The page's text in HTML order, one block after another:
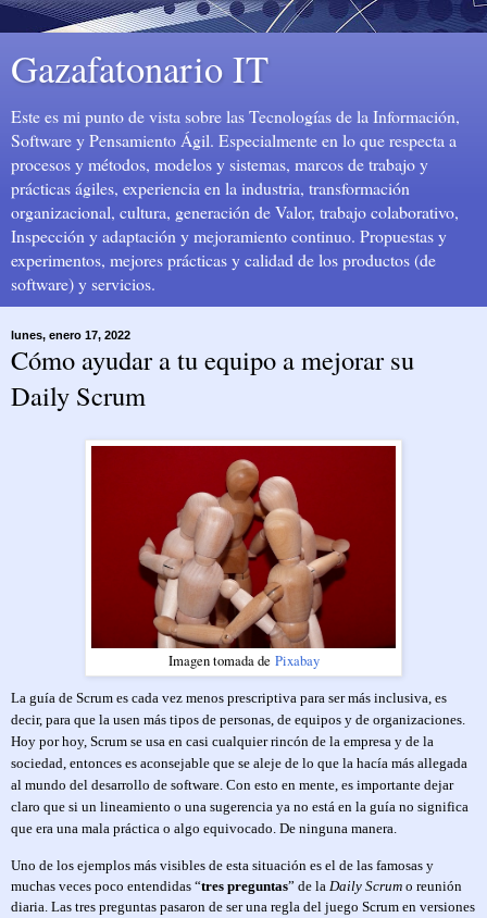
Gazafatonario IT
Este es mi punto de vista sobre las Tecnologías de la Información,
Software y Pensamiento Ágil. Especialmente en lo que respecta a
procesos y métodos, modelos y sistemas, marcos de trabajo y
prácticas ágiles, experiencia en la industria, transformación
organizacional, cultura, generación de Valor, trabajo colaborativo,
Inspección y adaptación y mejoramiento continuo. Propuestas y
experimentos, mejores prácticas y calidad de los productos (de
software) y servicios.
lunes, enero 17, 2022
Cómo ayudar a tu equipo a mejorar su
Daily Scrum
Imagen tomada de Pixabay
La guía de Scrum es cada vez menos prescriptiva para ser más inclusiva, es
decir, para que la usen más tipos de personas, de equipos y de organizaciones.
Hoy por hoy, Scrum se usa en casi cualquier rincón de la empresa y de la
sociedad, entonces es aconsejable que se aleje de lo que la hacía más allegada
al mundo del desarrollo de software. Con esto en mente, es importante dejar
claro que si un lineamiento o una sugerencia ya no está en la guía no significa
que era una mala práctica o algo equivocado. De ninguna manera.
Uno de los ejemplos más visibles de esta situación es el de las famosas y
muchas veces poco entendidas “tres preguntas” de la Daily Scrum o reunión
diaria. Las tres preguntas pasaron de ser una regla del juego Scrum en versiones